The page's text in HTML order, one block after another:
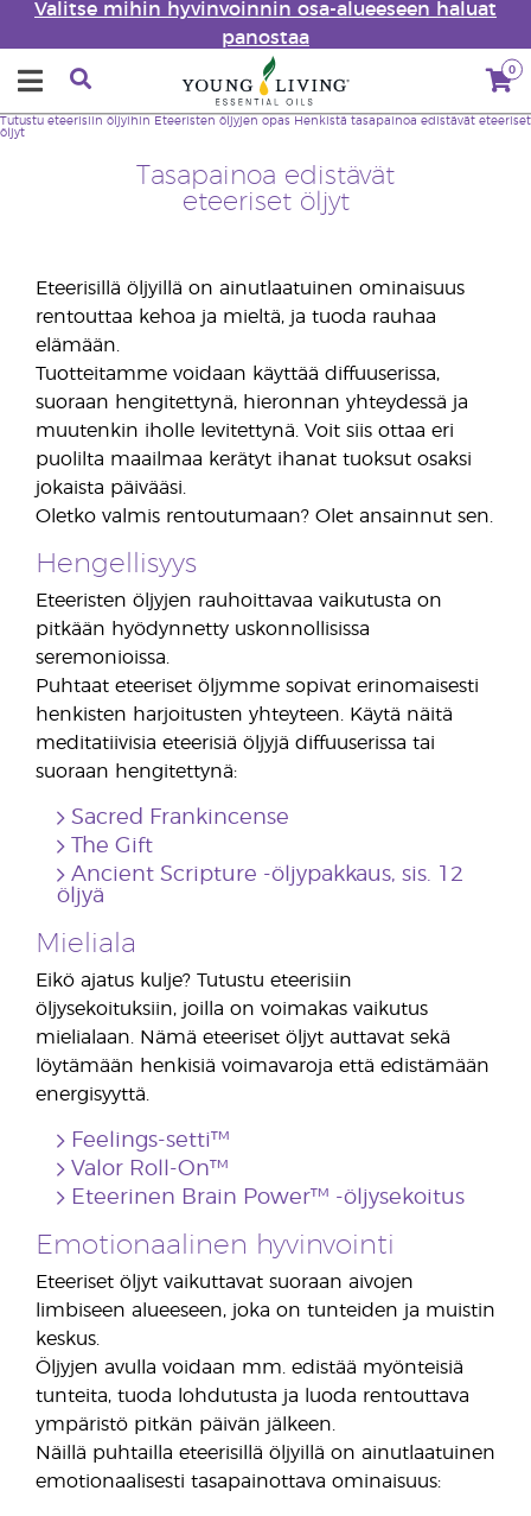
Valitse mihin hyvinvoinnin osa-alueeseen haluat
panostaa
0
Tasapainoa edistävät
eteeriset öljyt
Tutustu eteerisiin öljyihin Eteeristen öljyjen opas Henkistä tasapainoa edistävät eteeriset
öljyt
Eteerisillä öljyillä on ainutlaatuinen ominaisuus
rentouttaa kehoa ja mieltä, ja tuoda rauhaa
elämään.
Tuotteitamme voidaan käyttää diffuuserissa,
suoraan hengitettynä, hieronnan yhteydessä ja
muutenkin iholle levitettynä. Voit siis ottaa eri
puolilta maailmaa kerätyt ihanat tuoksut osaksi
jokaista päivääsi.
Oletko valmis rentoutumaan? Olet ansainnut sen.
Hengellisyys
Eteeristen öljyjen rauhoittavaa vaikutusta on
pitkään hyödynnetty uskonnollisissa
seremonioissa.
Puhtaat eteeriset öljymme sopivat erinomaisesti
henkisten harjoitusten yhteyteen. Käytä näitä
meditatiivisia eteerisiä öljyjä diffuuserissa tai
suoraan hengitettynä:
Sacred Frankincense
The Gift
Ancient Scripture -öljypakkaus, sis. 12
öljyä
Mieliala
Eikö ajatus kulje? Tutustu eteerisiin
öljysekoituksiin, joilla on voimakas vaikutus
mielialaan. Nämä eteeriset öljyt auttavat sekä
löytämään henkisiä voimavaroja että edistämään
energisyyttä.
Feelings-setti™
Valor Roll-On™
Eteerinen Brain Power™ -öljysekoitus
Emotionaalinen hyvinvointi
Eteeriset öljyt vaikuttavat suoraan aivojen
limbiseen alueeseen, joka on tunteiden ja muistin
keskus.
Öljyjen avulla voidaan mm. edistää myönteisiä
tunteita, tuoda lohdutusta ja luoda rentouttava
ympäristö pitkän päivän jälkeen.
Näillä puhtailla eteerisillä öljyillä on ainutlaatuinen
emotionaalisesti tasapainottava ominaisuus: